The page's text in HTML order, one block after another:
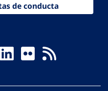
de conducta